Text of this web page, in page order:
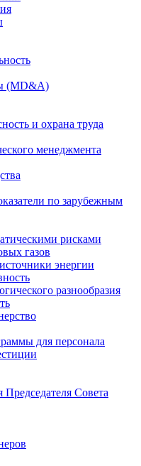
(MD&A)
и охрана труда
менеджмента
по зарубежным
рисками
газов
энергии
разнообразия
для персонала
Совета